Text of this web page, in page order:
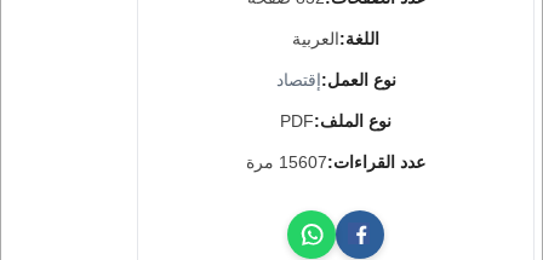
اللغة:العربية
نوع العمل:إقتصاد
نوع الملف:PDF
عدد القراءات:15607 مرة